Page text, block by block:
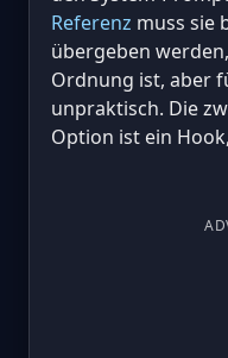
Referenz muss sie
übergeben
Ordnung ist, aber
unpraktisch. Die
Option ist ein